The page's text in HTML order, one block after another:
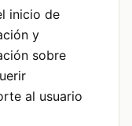
inicio de
y
sobre
al usuario